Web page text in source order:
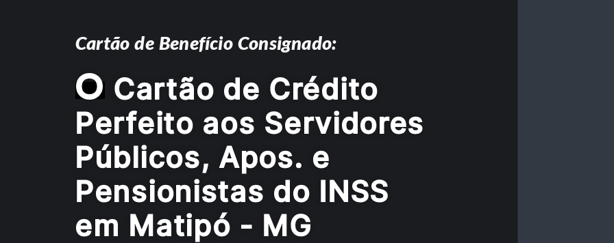
Cartão de Benefício Consignado:
O Cartão de Crédito
Perfeito aos Servidores
Públicos, Apos. e
Pensionistas do INSS
em Matipó - MG